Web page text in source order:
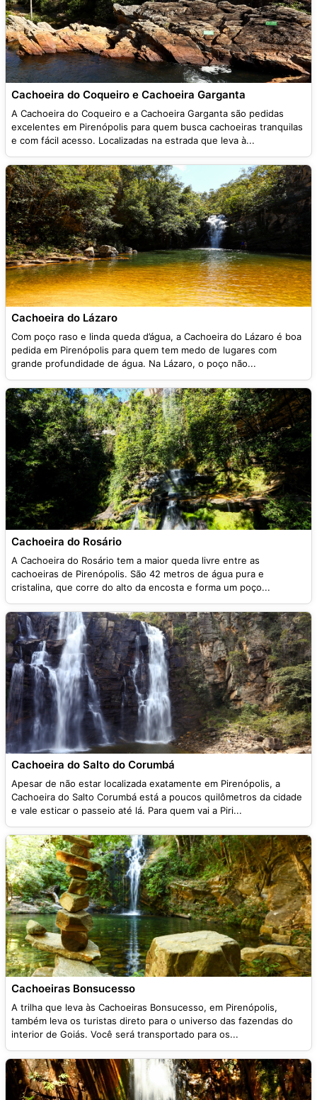
Cachoeira do Coqueiro e Cachoeira Garganta
A Cachoeira do Coqueiro e a Cachoeira Garganta são pedidas
excelentes em Pirenópolis para quem busca cachoeiras tranquilas
e com fácil acesso. Localizadas na estrada que leva à...
Cachoeira do Lázaro
Com poço raso e linda queda d’água, a Cachoeira do Lázaro é boa
pedida em Pirenópolis para quem tem medo de lugares com
grande profundidade de água. Na Lázaro, o poço não...
Cachoeira do Rosário
A Cachoeira do Rosário tem a maior queda livre entre as
cachoeiras de Pirenópolis. São 42 metros de água pura e
cristalina, que corre do alto da encosta e forma um poço...
Cachoeira do Salto do Corumbá
Apesar de não estar localizada exatamente em Pirenópolis, a
Cachoeira do Salto Corumbá está a poucos quilômetros da cidade
e vale esticar o passeio até lá. Para quem vai a Piri...
Cachoeiras Bonsucesso
A trilha que leva às Cachoeiras Bonsucesso, em Pirenópolis,
também leva os turistas direto para o universo das fazendas do
interior de Goiás. Você será transportado para os...